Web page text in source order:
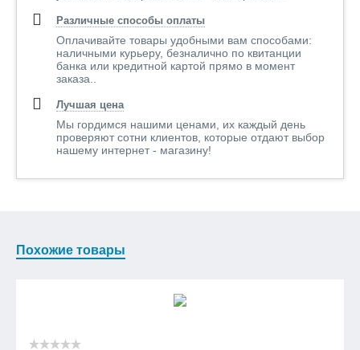
Различные способы оплаты
Оплачивайте товары удобными вам способами:
наличными курьеру, безналично по квитанции
банка или кредитной картой прямо в момент
заказа..
Лучшая цена
Мы гордимся нашими ценами, их каждый день
проверяют сотни клиентов, которые отдают выбор
нашему интернет - магазину!
Похожие товары